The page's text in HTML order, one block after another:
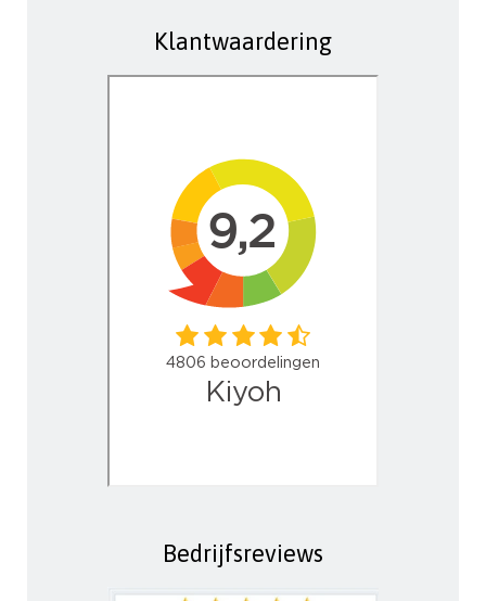
Klantwaardering
Bedrijfsreviews